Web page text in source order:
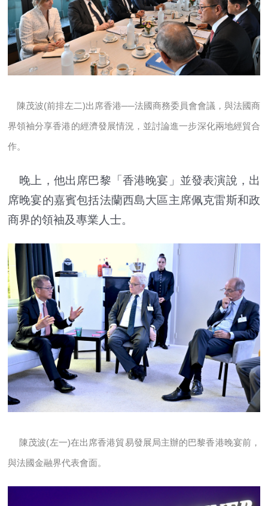
陳茂波(前排左二)出席香港──法國商務委員會會議，與法國商
界領袖分享香港的經濟發展情況，並討論進一步深化兩地經貿合
作。
晚上，他出席巴黎「香港晚宴」並發表演說，出
席晚宴的嘉賓包括法蘭西島大區主席佩克雷斯和政
商界的領袖及專業人士。
陳茂波(左一)在出席香港貿易發展局主辦的巴黎香港晚宴前，
與法國金融界代表會面。